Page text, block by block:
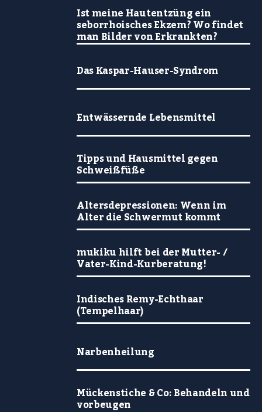
Ist meine Hautentzüng ein
seborrhoisches Ekzem? Wo findet
man Bilder von Erkrankten?
Das Kaspar-Hauser-Syndrom
Entwässernde Lebensmittel
Tipps und Hausmittel gegen
Schweißfüße
Altersdepressionen: Wenn im
Alter die Schwermut kommt
mukiku hilft bei der Mutter- /
Vater-Kind-Kurberatung!
Indisches Remy-Echthaar
(Tempelhaar)
Narbenheilung
Mückenstiche & Co: Behandeln und
vorbeugen